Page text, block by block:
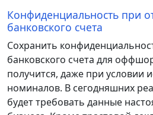
Конфиденциальность при
банковского счета
Сохранить
банковского счета для
получится, даже при условии
номиналов. В сегодняшних
будет требовать данные